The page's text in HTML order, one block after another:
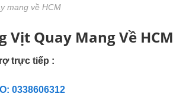
mang về HCM
Vịt Quay Mang Về HCM
trực tiếp :
0338606312